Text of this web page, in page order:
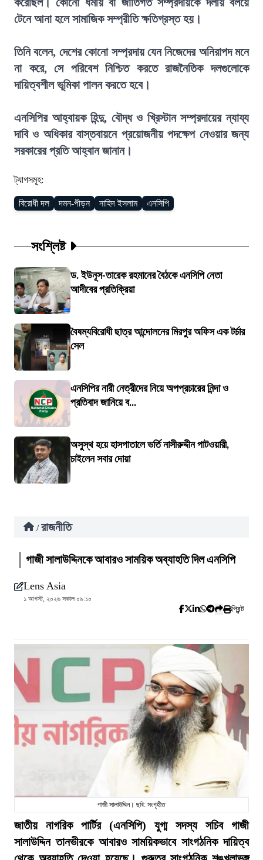
টেনে আনা হলে সামাজিক সম্প্রীতি ক্ষতিগ্রস্ত হয়।
তিনি বলেন, দেশের কোনো সম্প্রদায় যেন নিজেদের অনিরাপদ মনে
না করে, সে পরিবেশ নিশ্চিত করতে রাজনৈতিক দলগুলোকে
দায়িত্বশীল ভূমিকা পালন করতে হবে।
এনসিপির আহ্বায়ক হিন্দু, বৌদ্ধ ও খ্রিস্টান সম্প্রদায়ের ন্যায্য
দাবি ও অধিকার বাস্তবায়নে প্রয়োজনীয় পদক্ষেপ নেওয়ার জন্য
সরকারের প্রতি আহ্বান জানান।
ট্যাগসমূহ:
বিরোধী দল দমন-পীড়ন নাহিদ ইসলাম এনসিপি
সংশ্লিষ্ট
ড. ইউনূস-তারেক রহমানের বৈঠকে এনসিপি নেতা
আদীবের প্রতিক্রিয়া
বৈষম্যবিরোধী ছাত্র আন্দোলনের মিরপুর অফিস এক টর্চার
সেল
এনসিপির নারী নেত্রীদের নিয়ে অপপ্রচারের নিন্দা ও
প্রতিবাদ জানিয়ে ব...
অসুস্থ হয়ে হাসপাতালে ভর্তি নাসীরুদ্দীন পাটওয়ারী,
চাইলেন সবার দোয়া
/ রাজনীতি
গাজী সালাউদ্দিনকে আবারও সাময়িক অব্যাহতি দিল এনসিপি
Lens Asia
১ আগস্ট, ২০২৬ সকাল ০৯:১০
প্রিন্ট
গাজী সালাউদ্দিন। ছবি: সংগৃহীত
জাতীয় নাগরিক পার্টির (এনসিপি) যুগ্ম সদস্য সচিব গাজী
সালাউদ্দিন তানভীরকে আবারও সাময়িকভাবে সাংগঠনিক দায়িত্ব